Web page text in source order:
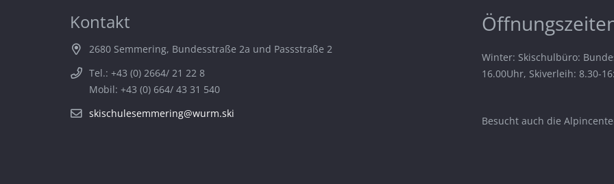
Kontakt
2680 Semmering, Bundesstraße 2a und Passstraße 2
Tel.: +43 (0) 2664/ 21 22 8
Mobil: +43 (0) 664/ 43 31 540
skischulesemmering@wurm.ski
Winter: Skischulbüro:
16.00Uhr, Skiverleih: 8.30-
Besucht auch die